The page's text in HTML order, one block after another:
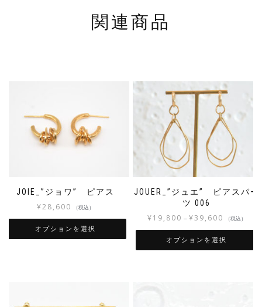
関連商品
JOIE_”ジョワ” ピアス
¥28,600 （税込）
オプションを選択
JOUER_”ジュエ” ピアスパー
ツ 006
¥19,800 – ¥39,600 （税込）
オプションを選択